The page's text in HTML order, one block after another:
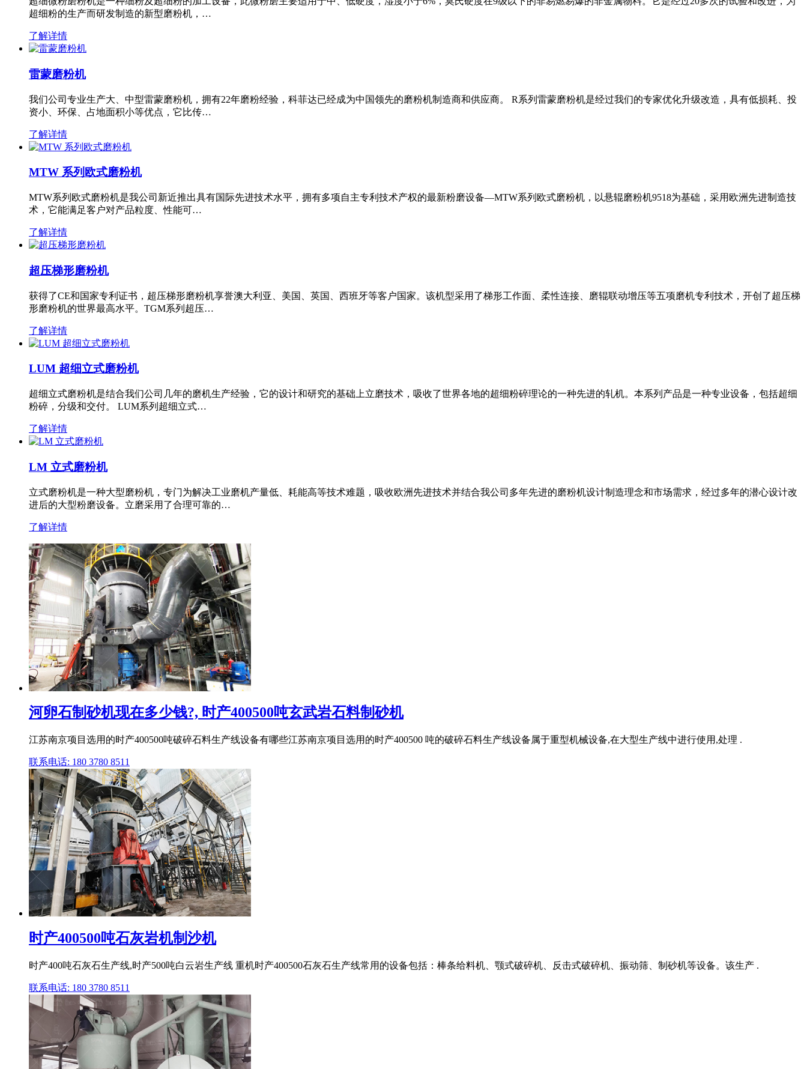
超细粉的生产而研发制造的新型磨粉机，…
了解详情
雷蒙磨粉机
我们公司专业生产大、中型雷蒙磨粉机，拥有22年磨粉经验，科菲达已经成为中国领先的磨粉机制造商和供应商。 R系列雷蒙磨粉机是经过我们的专家优化升级改造，具有低损耗、投
资小、环保、占地面积小等优点，它比传…
了解详情
MTW 系列欧式磨粉机
MTW系列欧式磨粉机是我公司新近推出具有国际先进技术水平，拥有多项自主专利技术产权的最新粉磨设备—MTW系列欧式磨粉机，以悬辊磨粉机9518为基础，采用欧洲先进制造技
术，它能满足客户对产品粒度、性能可…
了解详情
超压梯形磨粉机
获得了CE和国家专利证书，超压梯形磨粉机享誉澳大利亚、美国、英国、西班牙等客户国家。该机型采用了梯形工作面、柔性连接、磨辊联动增压等五项磨机专利技术，开创了超压梯
形磨粉机的世界最高水平。TGM系列超压…
了解详情
LUM 超细立式磨粉机
超细立式磨粉机是结合我们公司几年的磨机生产经验，它的设计和研究的基础上立磨技术，吸收了世界各地的超细粉碎理论的一种先进的轧机。本系列产品是一种专业设备，包括超细
粉碎，分级和交付。 LUM系列超细立式…
了解详情
LM 立式磨粉机
立式磨粉机是一种大型磨粉机，专门为解决工业磨机产量低、耗能高等技术难题，吸收欧洲先进技术并结合我公司多年先进的磨粉机设计制造理念和市场需求，经过多年的潜心设计改
进后的大型粉磨设备。立磨采用了合理可靠的…
了解详情
河卵石制砂机现在多少钱?, 时产400500吨玄武岩石料制砂机
江苏南京项目选用的时产400500吨破碎石料生产线设备有哪些江苏南京项目选用的时产400500 吨的破碎石料生产线设备属于重型机械设备,在大型生产线中进行使用,处理 .
联系电话: 180 3780 8511
时产400500吨石灰岩机制沙机
时产400吨石灰石生产线,时产500吨白云岩生产线 重机时产400500石灰石生产线常用的设备包括：棒条给料机、颚式破碎机、反击式破碎机、振动筛、制砂机等设备。该生产 .
联系电话: 180 3780 8511